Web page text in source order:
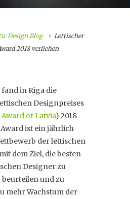
Design Blog
Lettischer
2018 verliehen
fand in Riga die
Designpreises
of Latvia) 2018
ist ein jährlich
der lettischen
dem Ziel, die besten
Designer zu
und zu
mehr Wachstum der